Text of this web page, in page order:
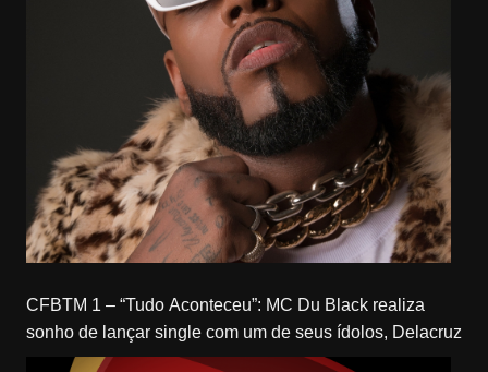
CFBTM 1 – “Tudo Aconteceu”: MC Du Black realiza
sonho de lançar single com um de seus ídolos, Delacruz